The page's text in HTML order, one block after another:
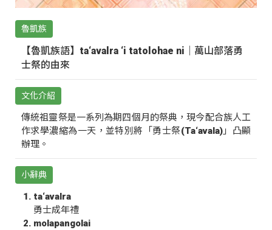
魯凱族
【魯凱族語】ta‘avalra ‘i tatolohae ni｜萬山部落勇
士祭的由來
文化介紹
傳統祖靈祭是一系列為期四個月的祭典，現今配合族人工
作求學濃縮為一天，並特別將「勇士祭(Ta‘avala)」凸顯
辦理。
小辭典
ta‘avalra
勇士成年禮
molapangolai